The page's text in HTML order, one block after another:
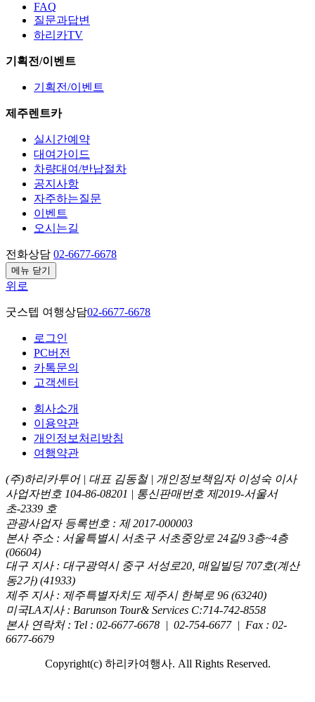
FAQ
질문과답변
하리카TV
기획전/이벤트
기획전/이벤트
제주렌트카
실시간예약
대여가이드
차량대여/반납절차
공지사항
자주하는질문
이벤트
오시는길
전화상담 02-6677-6678
메뉴 닫기
위로
굿스텝 여행상담02-6677-6678
로그인
PC버전
카톡문의
고객센터
회사소개
이용약관
개인정보처리방침
여행약관
(주)하리카투어 | 대표 김동철 | 개인정보책임자 이성숙 이사
사업자번호 104-86-08201 | 통신판매번호 제2019-서울서
초-2339 호
관광사업자 등록번호 : 제 2017-000003
본사 주소 : 서울특별시 서초구 서초중앙로 24길9 3층~4층
(06604)
대구 지사 : 대구광역시 중구 서성로20, 매일빌딩 707호(계산
동2가) (41933)
제주 지사 : 제주특별자치도 제주시 한북로 96 (63240)
미국LA지사 : Barunson Tour& Services C:714-742-8558
본사 연락처 : Tel : 02-6677-6678 | 02-754-6677 | Fax : 02-
6677-6679
Copyright(c) 하리카여행사. All Rights Reserved.